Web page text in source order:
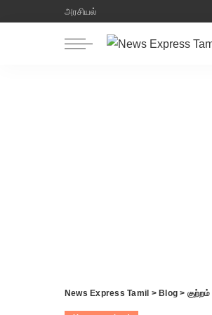
அரசியல்
News Express Tamil > Blog > குற்றம்